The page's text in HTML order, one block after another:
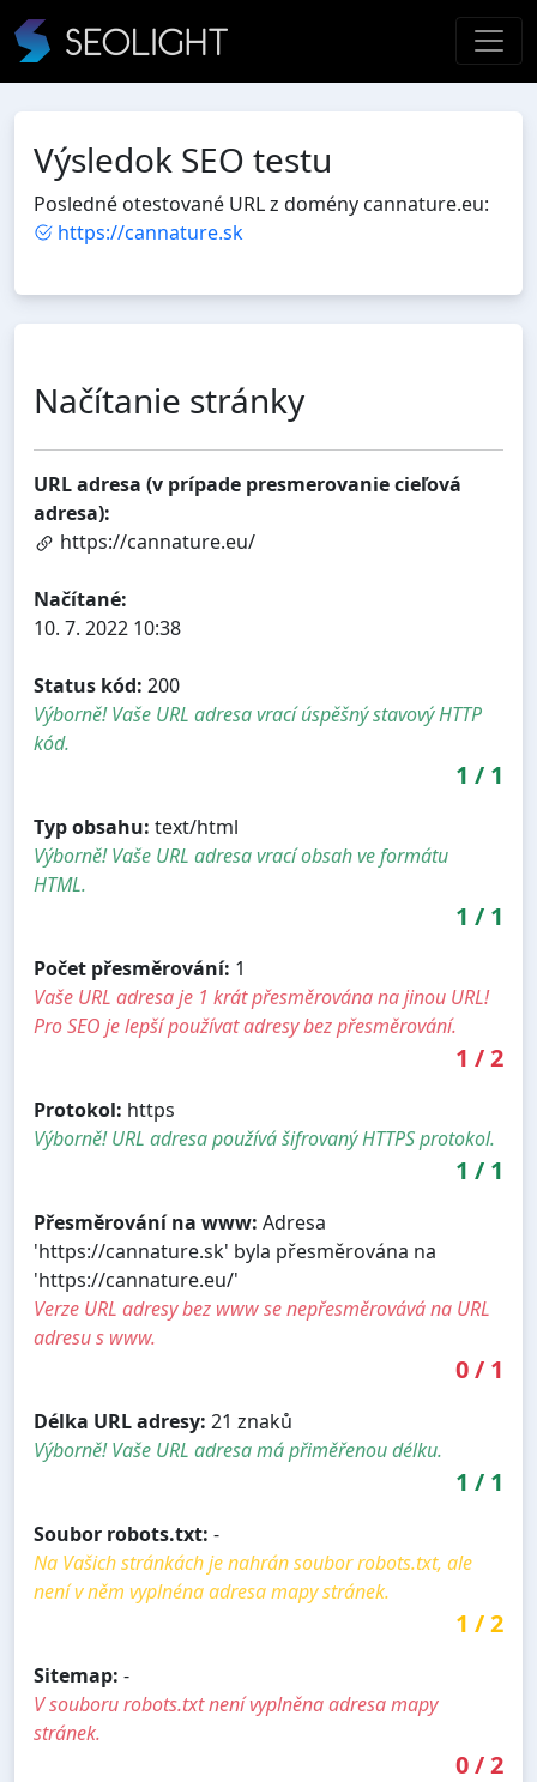
Výsledok SEO testu
Posledné otestované URL z domény cannature.eu:
https://cannature.sk
Načítanie stránky
URL adresa (v prípade presmerovanie cieľová
adresa):
https://cannature.eu/
Načítané:
10. 7. 2022 10:38
Status kód: 200
Výborně! Vaše URL adresa vrací úspěšný stavový HTTP
kód.
1 / 1
Typ obsahu: text/html
Výborně! Vaše URL adresa vrací obsah ve formátu
HTML.
1 / 1
Počet přesměrování: 1
Vaše URL adresa je 1 krát přesměrována na jinou URL!
Pro SEO je lepší používat adresy bez přesměrování.
1 /2
Protokol: https
Výborně! URL adresa používá šifrovaný HTTPS protokol.
1 / 1
Přesměrování na www: Adresa
'https://cannature.sk' byla přesměrována na
'https://cannature.eu/'
Verze URL adresy bez www se nepřesměrovává na URL
adresu s www.
0/ 1
Délka URL adresy: 21 znaků
Výborně! Vaše URL adresa má přiměřenou délku.
1 / 1
Soubor robots.txt: -
Na Vašich stránkách je nahrán soubor robots.txt, ale
není v něm vyplnéna adresa mapy stránek.
1 /2
Sitemap: -
V souboru robots.txt není vyplněna adresa mapy
stránek.
0/2